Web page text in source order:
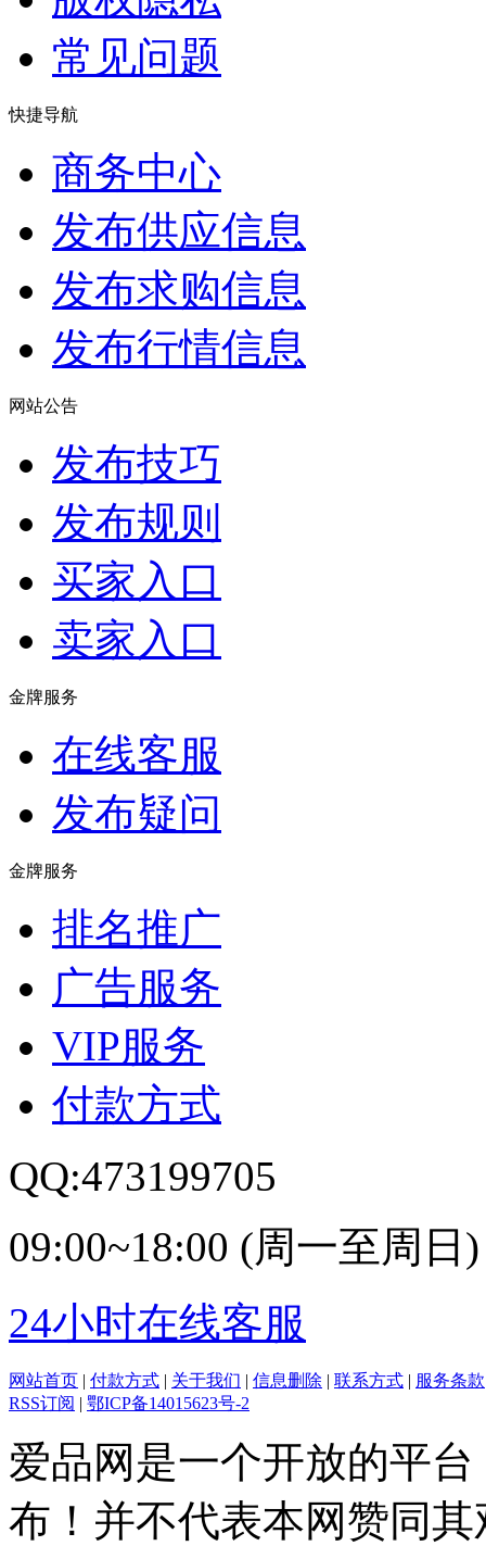
常见问题
快捷导航
商务中心
发布供应信息
发布求购信息
发布行情信息
网站公告
发布技巧
发布规则
买家入口
卖家入口
金牌服务
在线客服
发布疑问
金牌服务
排名推广
广告服务
VIP服务
付款方式
QQ:473199705
09:00~18:00 (周一至周日)
24小时在线客服
网站首页 | 付款方式 | 关于我们 | 信息删除 | 联系方式 | 服务条款
RSS订阅 | 鄂ICP备14015623号-2
爱品网是一个开放的平
布！并不代表本网赞同